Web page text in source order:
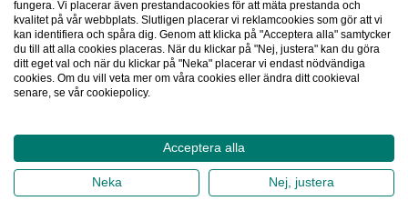
utbildningsplattform, Thuiswinkel e-Academy.
Navigera snabbt
2026©Thuiswinkel.org
Integritetspolicy Cookiepolicy
fungera. Vi placerar även prestandacookies för att mäta prestanda och
kvalitet på vår webbplats. Slutligen placerar vi reklamcookies som gör att vi
kan identifiera och spåra dig. Genom att klicka på "Acceptera alla" samtycker
du till att alla cookies placeras. När du klickar på "Nej, justera" kan du göra
ditt eget val och när du klickar på "Neka" placerar vi endast nödvändiga
cookies. Om du vill veta mer om våra cookies eller ändra ditt cookieval
senare, se vår cookiepolicy.
Acceptera alla
Neka Nej, justera